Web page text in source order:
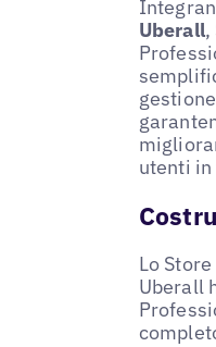
Uberall,
utenti
Lo
Uberall